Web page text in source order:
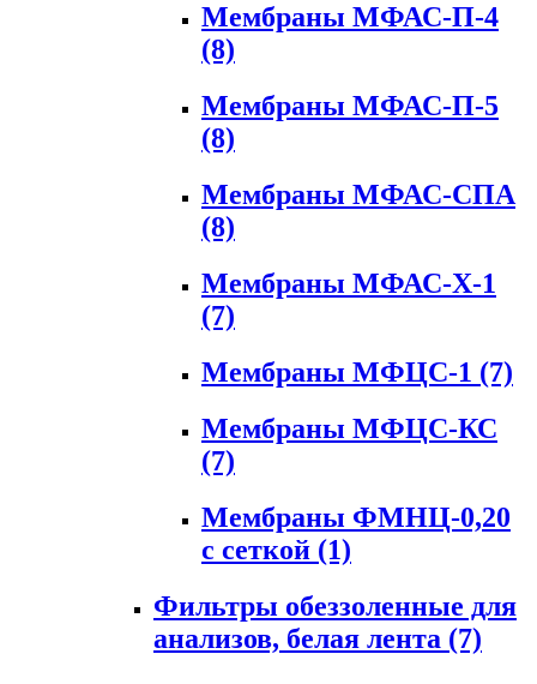
Мембраны МФАС-П-4
(8)
Мембраны МФАС-П-5
(8)
Мембраны МФАС-СПА
(8)
Мембраны МФАС-Х-1
(7)
Мембраны МФЦС-1 (7)
Мембраны МФЦС-КС
(7)
Мембраны ФМНЦ-0,20
с сеткой (1)
Фильтры обеззоленные для
анализов, белая лента (7)